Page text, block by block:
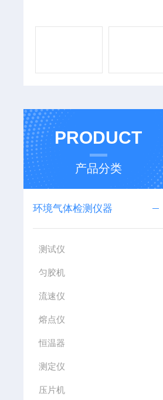
PRODUCT
产品分类
环境气体检测仪器
测试仪
匀胶机
流速仪
熔点仪
恒温器
测定仪
压片机